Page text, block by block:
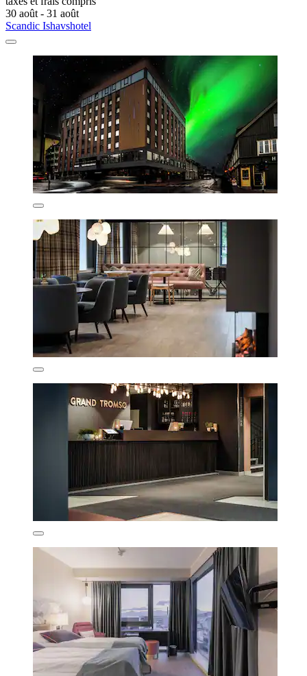
30 août - 31 août
Scandic Ishavshotel